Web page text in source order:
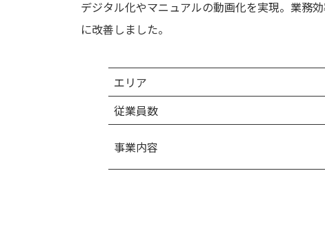
デジタル化やマニュアルの動画化を実現。業務
に改善しました。
エリア
従業員数
事業内容